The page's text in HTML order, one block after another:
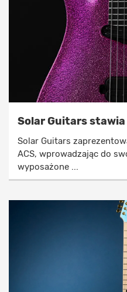
Solar Guitars
Solar Guitars
ACS, wprowadzając do
wyposażone ...